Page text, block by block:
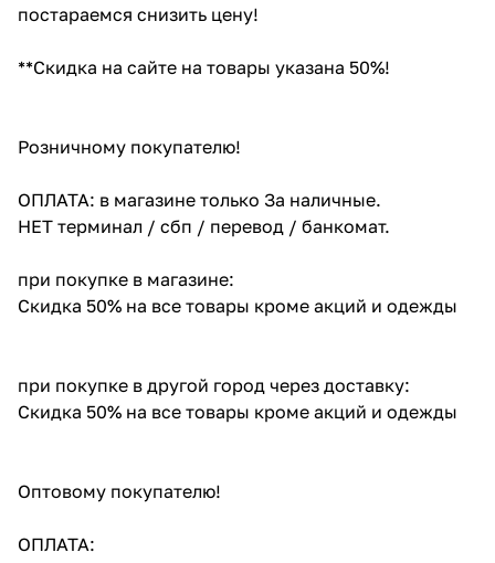
постараемся снизить цену!
**Скидка на сайте на товары указана 50%!
Розничному покупателю!
ОПЛАТА: в магазине только За наличные.
НЕТ терминал / сбп / перевод / банкомат.
при покупке в магазине:
Скидка 50% на все товары кроме акций и одежды
при покупке в другой город через доставку:
Скидка 50% на все товары кроме акций и одежды
Оптовому покупателю!
ОПЛАТА: